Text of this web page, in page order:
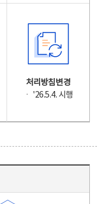
처리방침변경
ㆍ '26.5.4. 시행